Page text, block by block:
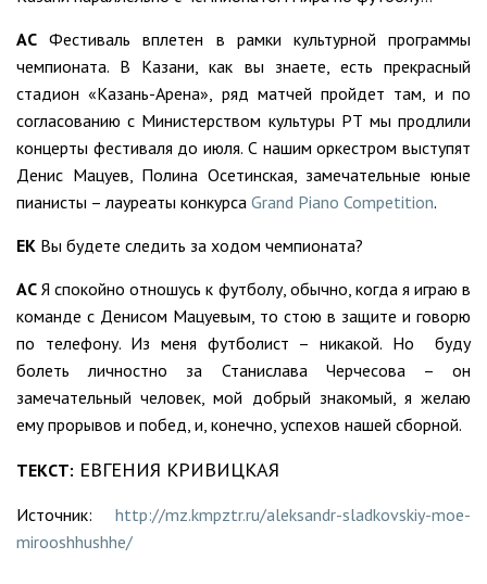
АС Фестиваль вплетен в рамки культурной программы
чемпионата. В Казани, как вы знаете, есть прекрасный
стадион «Казань-Арена», ряд матчей пройдет там, и по
согласованию с Министерством культуры РТ мы продлили
концерты фестиваля до июля. С нашим оркестром выступят
Денис Мацуев, Полина Осетинская, замечательные юные
пианисты – лауреаты конкурса Grand Piano Competition.
ЕК Вы будете следить за ходом чемпионата?
АС Я спокойно отношусь к футболу, обычно, когда я играю в
команде с Денисом Мацуевым, то стою в защите и говорю
по телефону. Из меня футболист – никакой. Но буду
болеть личностно за Станислава Черчесова – он
замечательный человек, мой добрый знакомый, я желаю
ему прорывов и побед, и, конечно, успехов нашей сборной.
ТЕКСТ: ЕВГЕНИЯ КРИВИЦКАЯ
Источник: http://mz.kmpztr.ru/aleksandr-sladkovskiy-moe-
mirooshhushhe/